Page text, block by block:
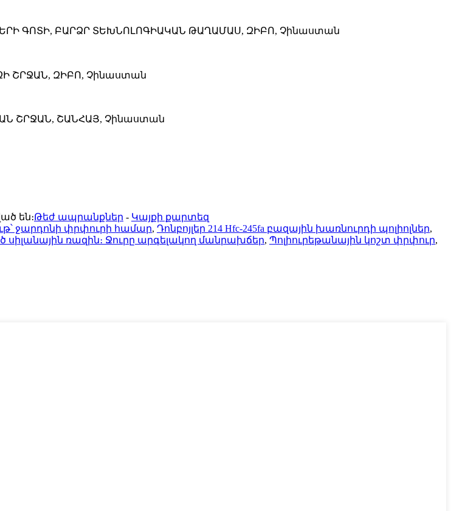
ԳՈՏԻ, ԲԱՐՁՐ ՏԵԽՆՈԼՈԳԻԱԿԱՆ ԹԱՂԱՄԱՍ, ԶԻԲՈ, Չինաստան
ՇՐՋԱՆ, ԶԻԲՈ, Չինաստան
ՇՐՋԱՆ, ՇԱՆՀԱՅ, Չինաստան
են։Թեժ ապրանքներ - Կայքի քարտեզ
ջարդոնի փրփուրի համար, Դոնբոյլեր 214 Hfc-245fa բազային խառնուրդի պոլիոլներ,
սիլանային ռազին։ Ջուրը արգելակող մանրախճեր, Պոլիուրեթանային կոշտ փրփուր,